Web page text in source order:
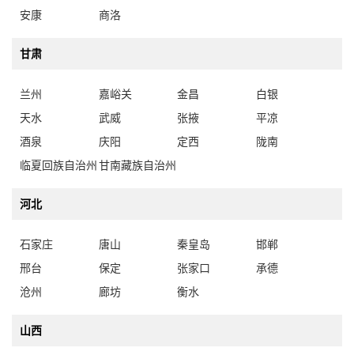
安康
商洛
甘肃
兰州 嘉峪关 金昌
白银
天水
武威 张掖
平凉
酒泉
庆阳 定西
陇南
临夏回族自治州甘南藏族自治州
河北
石家庄 唐山 秦皇岛
邯郸
邢台
保定 张家口
承德
沧州
廊坊 衡水
山西